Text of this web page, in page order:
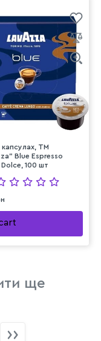
капсулах, ТМ
Blue Espresso
100 шт
ще